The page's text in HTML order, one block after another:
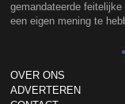
gemandateerde
een eigen mening te
OVER ONS
ADVERTEREN